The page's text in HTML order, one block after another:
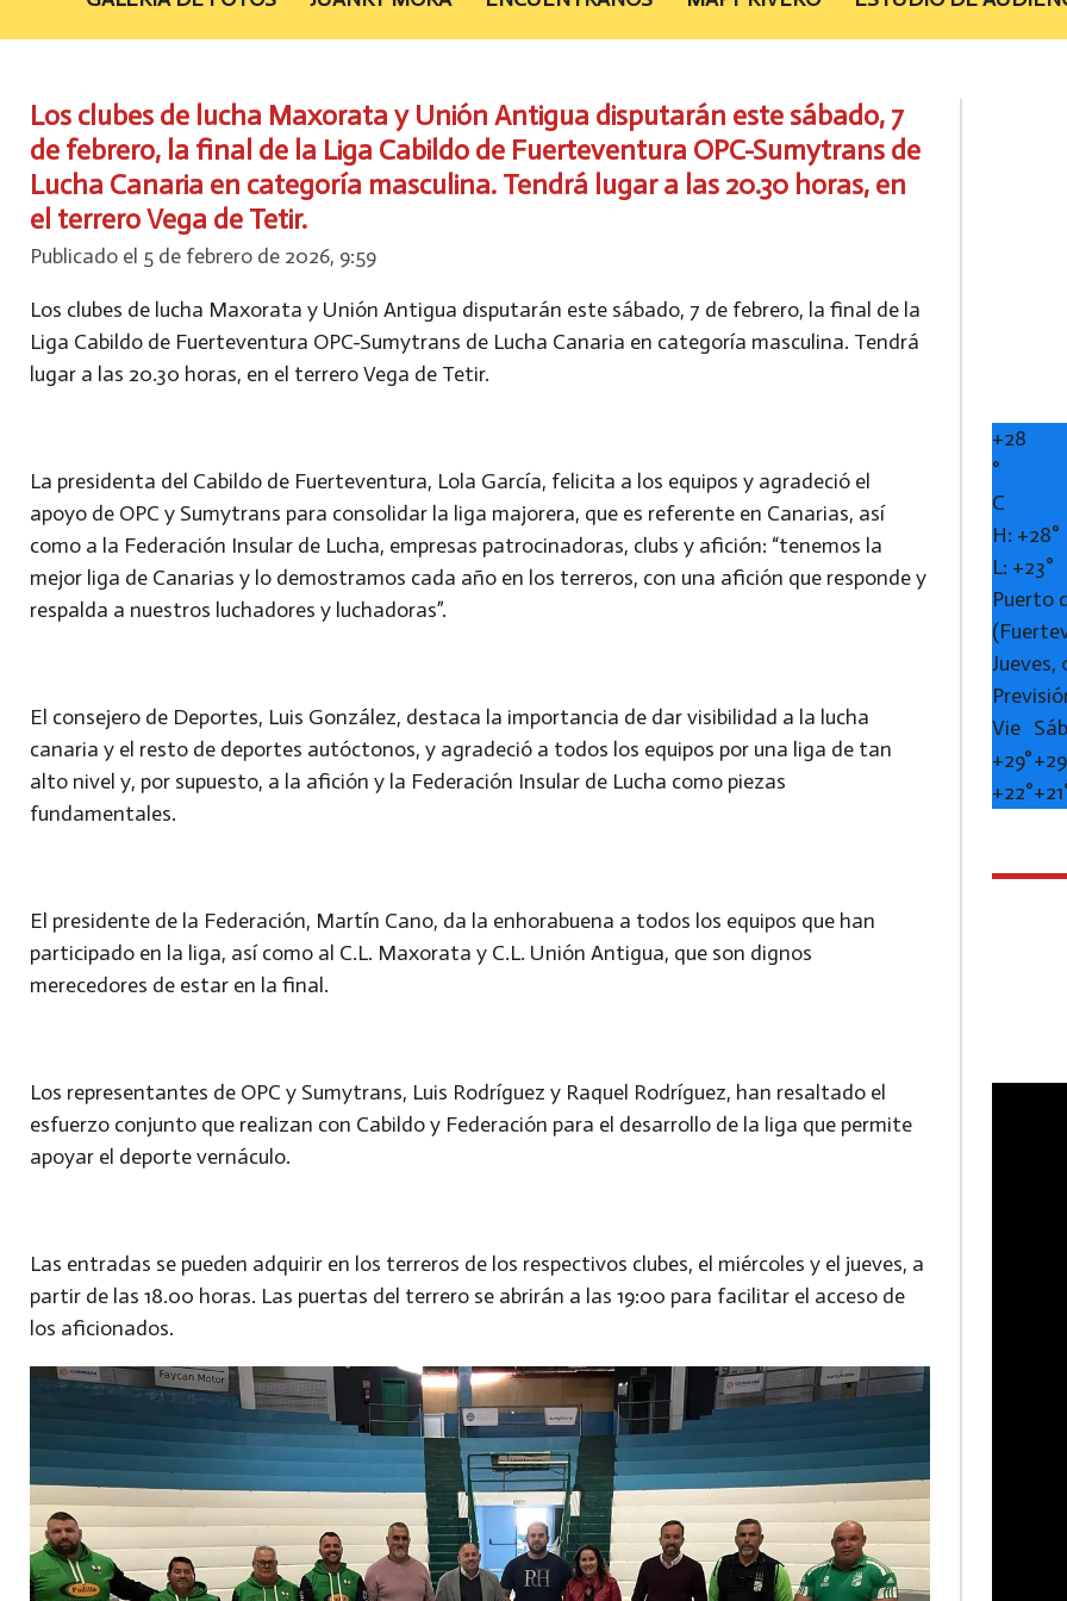
Los clubes de lucha Maxorata y Unión Antigua disputarán este sábado, 7
de febrero, la final de la Liga Cabildo de Fuerteventura OPC-Sumytrans de
Lucha Canaria en categoría masculina. Tendrá lugar a las 20.30 horas, en
el terrero Vega de Tetir.
Publicado el 5 de febrero de 2026, 9:59
Los clubes de lucha Maxorata y Unión Antigua disputarán este sábado, 7 de febrero, la final de la
Liga Cabildo de Fuerteventura OPC-Sumytrans de Lucha Canaria en categoría masculina. Tendrá
lugar a las 20.30 horas, en el terrero Vega de Tetir.
La presidenta del Cabildo de Fuerteventura, Lola García, felicita a los equipos y agradeció el
apoyo de OPC y Sumytrans para consolidar la liga majorera, que es referente en Canarias, así
como a la Federación Insular de Lucha, empresas patrocinadoras, clubs y afición: “tenemos la
mejor liga de Canarias y lo demostramos cada año en los terreros, con una afición que responde y
respalda a nuestros luchadores y luchadoras”.
El consejero de Deportes, Luis González, destaca la importancia de dar visibilidad a la lucha
canaria y el resto de deportes autóctonos, y agradeció a todos los equipos por una liga de tan
alto nivel y, por supuesto, a la afición y la Federación Insular de Lucha como piezas
fundamentales.
El presidente de la Federación, Martín Cano, da la enhorabuena a todos los equipos que han
participado en la liga, así como al C.L. Maxorata y C.L. Unión Antigua, que son dignos
merecedores de estar en la final.
Los representantes de OPC y Sumytrans, Luis Rodríguez y Raquel Rodríguez, han resaltado el
esfuerzo conjunto que realizan con Cabildo y Federación para el desarrollo de la liga que permite
apoyar el deporte vernáculo.
Las entradas se pueden adquirir en los terreros de los respectivos clubes, el miércoles y el jueves, a
partir de las 18.00 horas. Las puertas del terrero se abrirán a las 19:00 para facilitar el acceso de
los aficionados.
+28
°
C
H: +28°
L: +23°
Puerto
Vie
+29°+
+22°+